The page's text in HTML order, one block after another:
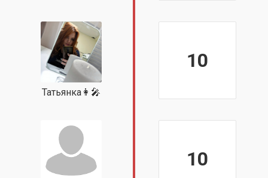
Татьянка👩‍🎤
10
10